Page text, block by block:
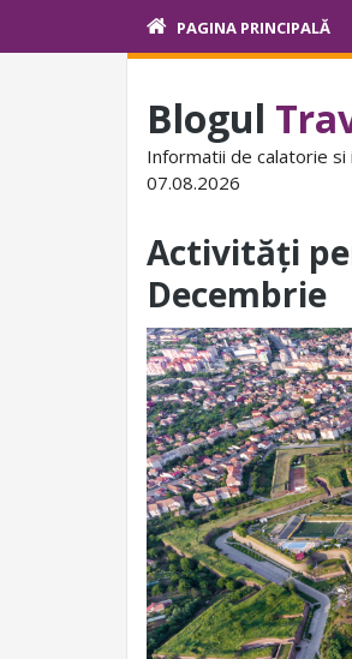
PAGINA PRINCIPALĂ
Blogul
Informatii de calatorie si
07.08.2026
Activități
Decembrie